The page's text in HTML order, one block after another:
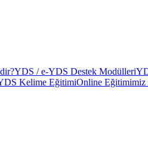
YDS / e-YDS Destek Modülleri
Kelime EğitimiOnline Eğitimimiz